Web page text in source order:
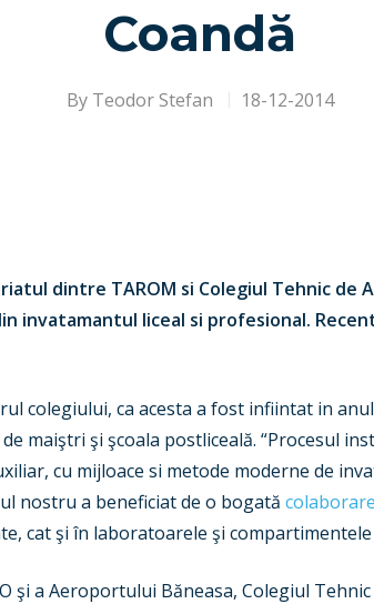
Coandă
By Teodor Stefan 18-12-2014
dintre TAROM si Colegiul Tehnic de
liceal si profesional.
colegiului, ca acesta a fost infiintat in
maiştri şi şcoala postliceală. “Procesul
cu mijloace si metode moderne de
nostru a beneficiat de o bogată
cat şi în laboratoarele şi
şi a Aeroportului Băneasa, Colegiul